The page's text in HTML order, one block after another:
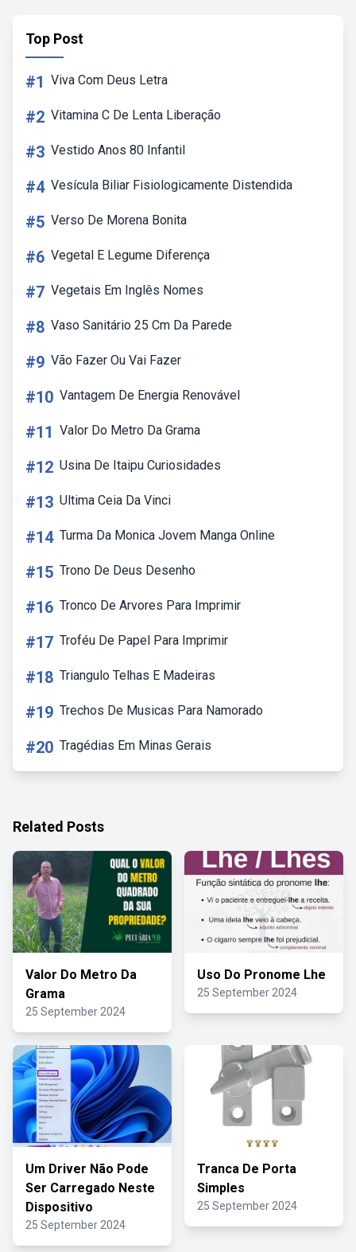
Top Post
#1 Viva Com Deus Letra
#2 Vitamina C De Lenta Liberação
#3 Vestido Anos 80 Infantil
#4 Vesícula Biliar Fisiologicamente Distendida
#5 Verso De Morena Bonita
#6 Vegetal E Legume Diferença
#7 Vegetais Em Inglês Nomes
#8 Vaso Sanitário 25 Cm Da Parede
#9 Vão Fazer Ou Vai Fazer
#10 Vantagem De Energia Renovável
#11 Valor Do Metro Da Grama
#12 Usina De Itaipu Curiosidades
#13 Ultima Ceia Da Vinci
#14 Turma Da Monica Jovem Manga Online
#15 Trono De Deus Desenho
#16 Tronco De Arvores Para Imprimir
#17 Troféu De Papel Para Imprimir
#18 Triangulo Telhas E Madeiras
#19 Trechos De Musicas Para Namorado
#20 Tragédias Em Minas Gerais
Related Posts
Valor Do Metro Da
Grama
25 September 2024
Uso Do Pronome Lhe
25 September 2024
Um Driver Não Pode
Ser Carregado Neste
Dispositivo
25 September 2024
Tranca De Porta
Simples
25 September 2024